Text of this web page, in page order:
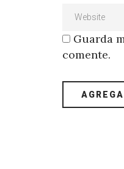
Guarda
comente.